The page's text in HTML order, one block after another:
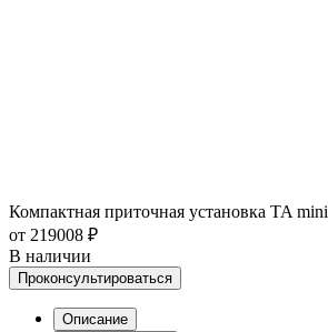
Компактная приточная установка TA
от 219008 ₽
В наличии
Проконсультироваться
Описание